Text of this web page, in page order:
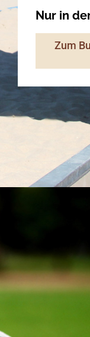
Nur in
Zum